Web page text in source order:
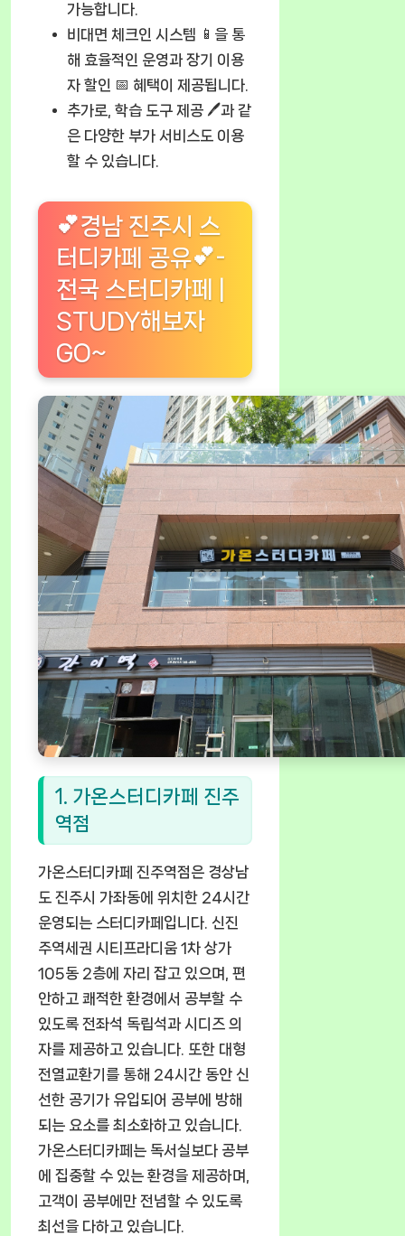
가능합니다.
비대면 체크인 시스템 📱을 통
해 효율적인 운영과 장기 이용
자 할인 📅 혜택이 제공됩니다.
추가로, 학습 도구 제공 🖊️과 같
은 다양한 부가 서비스도 이용
할 수 있습니다.
💕경남 진주시 스
터디카페 공유💕-
전국 스터디카페 |
STUDY해보자
GO~
1. 가온스터디카페 진주
역점
가온스터디카페 진주역점은 경상남
도 진주시 가좌동에 위치한 24시간
운영되는 스터디카페입니다. 신진
주역세권 시티프라디움 1차 상가
105동 2층에 자리 잡고 있으며, 편
안하고 쾌적한 환경에서 공부할 수
있도록 전좌석 독립석과 시디즈 의
자를 제공하고 있습니다. 또한 대형
전열교환기를 통해 24시간 동안 신
선한 공기가 유입되어 공부에 방해
되는 요소를 최소화하고 있습니다.
가온스터디카페는 독서실보다 공부
에 집중할 수 있는 환경을 제공하며,
고객이 공부에만 전념할 수 있도록
최선을 다하고 있습니다.